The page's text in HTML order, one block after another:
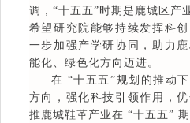
调，“十五五”时期是鹿城区产
希望研究院能够持续发挥科
一步加强产学研协同，助力
能化、绿色化方向迈进。
在 “十五五”规划的推动
方向，强化科技引领作用，
推鹿城鞋革产业在 “十五五”